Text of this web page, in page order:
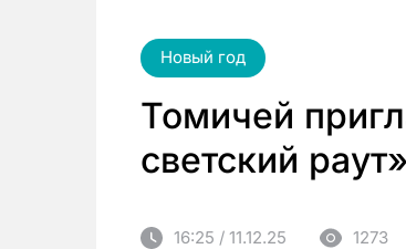
Новый год
Томичей
светский
16:25 / 11.12.25 1273